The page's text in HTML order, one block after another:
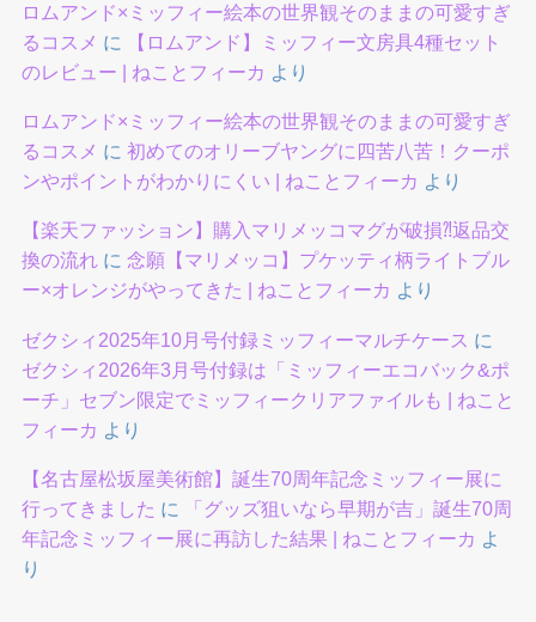
ロムアンド×ミッフィー絵本の世界観そのままの可愛すぎ
るコスメ に
【ロムアンド】ミッフィー文房具4種セット
のレビュー | ねことフィーカ より
ロムアンド×ミッフィー絵本の世界観そのままの可愛すぎ
るコスメ に 初めてのオリーブヤングに四苦八苦！クーポ
ンやポイントがわかりにくい | ねことフィーカ より
【楽天ファッション】購入マリメッコマグが破損⁈返品交
換の流れに 念願【マリメッコ】プケッティ柄ライトブル
ー×オレンジがやってきた | ねことフィーカ より
ゼクシィ2025年10月号付録ミッフィーマルチケース に
ゼクシィ2026年3月号付録は「ミッフィーエコバック&ポ
ーチ」セブン限定でミッフィークリアファイルも | ねこと
フィーカ より
【名古屋松坂屋美術館】誕生70周年記念ミッフィー展に
行ってきました に
「グッズ狙いなら早期が吉」誕生70周
年記念ミッフィー展に再訪した結果 | ねことフィーカ よ
り